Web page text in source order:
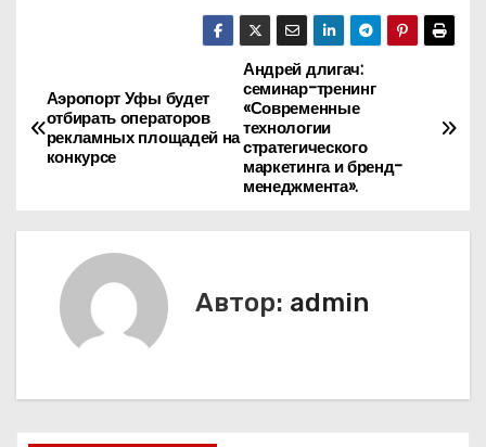
Н
а
в
и
Андрей длигач:
семинар-тренинг
«Современные
технологии
стратегического
маркетинга и бренд-
менеджмента».
Аэропорт Уфы будет
отбирать операторов
рекламных площадей на
конкурсе
Автор: admin